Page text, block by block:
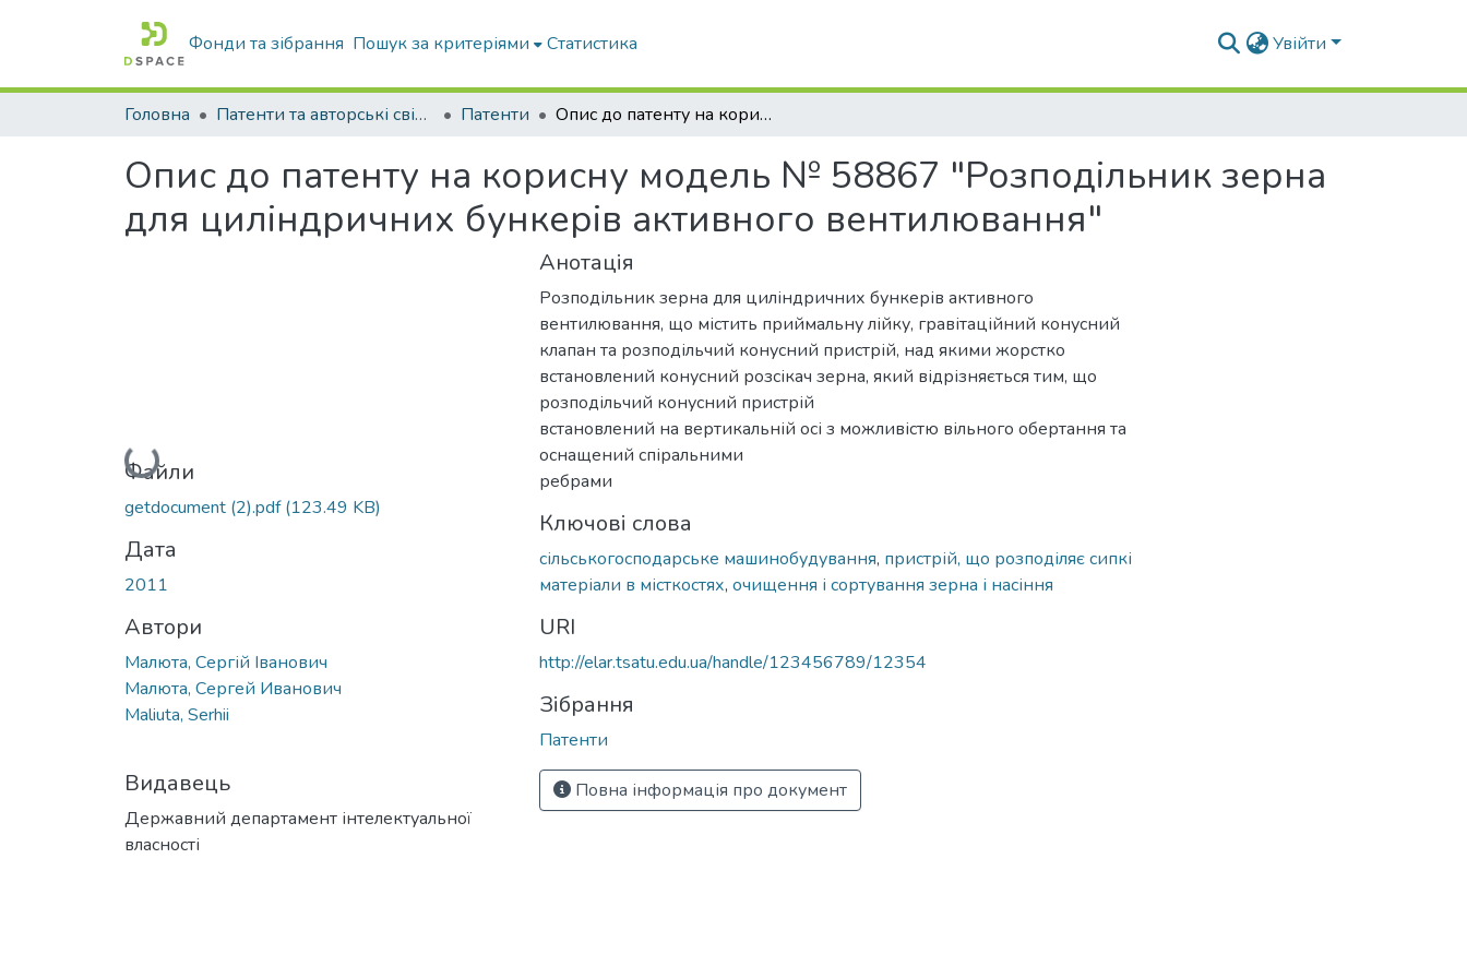
Фонди та зібрання Пошук за критеріями Статистика Увійти
Головна Патенти та авторські свідоцтва Патенти Опис до патенту на корисну модель № 58867 "Розподільник зерна для циліндричних бункерів активного вентилювання"
Опис до патенту на корисну модель № 58867 "Розподільник зерна
для циліндричних бункерів активного вентилювання"
Вантажиться...
Файли
getdocument (2).pdf(123.49 KB)
Дата
2011
Автори
Малюта, Сергій Іванович
Малюта, Сергей Иванович
Maliuta, Serhii
Видавець
Державний департамент інтелектуальної
власності
Анотація
Розподільник зерна для циліндричних бункерів активного
вентилювання, що містить приймальну лійку, гравітаційний конусний
клапан та розподільчий конусний пристрій, над якими жорстко
встановлений конусний розсікач зерна, який відрізняється тим, що
розподільчий конусний пристрій
встановлений на вертикальній осі з можливістю вільного обертання та
оснащений спіральними
ребрами
Ключові слова
сільськогосподарське машинобудування, пристрій, що розподіляє сипкі
матеріали в місткостях, очищення і сортування зерна і насіння
URI
http://elar.tsatu.edu.ua/handle/123456789/12354
Зібрання
Патенти
Повна інформація про документ